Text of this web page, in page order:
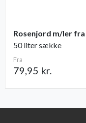
50 liter sække
Fra
79,95 kr.